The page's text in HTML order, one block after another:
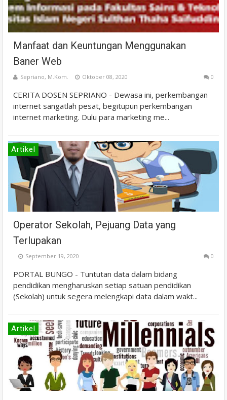
Manfaat dan Keuntungan Menggunakan
Baner Web
Sepriano, M.Kom. Oktober 08, 2020 0
CERITA DOSEN SEPRIANO - Dewasa ini, perkembangan
internet sangatlah pesat, begitupun perkembangan
internet marketing. Dulu para marketing me...
Artikel
Operator Sekolah, Pejuang Data yang
Terlupakan
September 19, 2020 0
PORTAL BUNGO - Tuntutan data dalam bidang
pendidikan mengharuskan setiap satuan pendidikan
(Sekolah) untuk segera melengkapi data dalam wakt...
Artikel